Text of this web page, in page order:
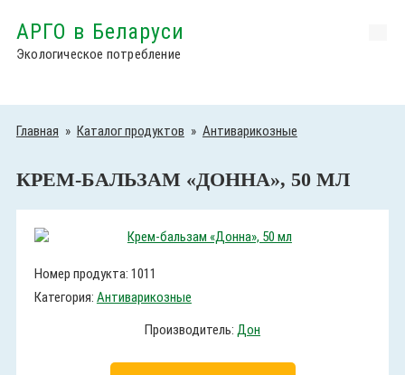
АРГО в Беларуси
Экологическое потребление
Главная » Каталог продуктов » Антиварикозные
КРЕМ-БАЛЬЗАМ «ДОННА», 50 МЛ
Номер продукта: 1011
Категория: Антиварикозные
Производитель: Дон